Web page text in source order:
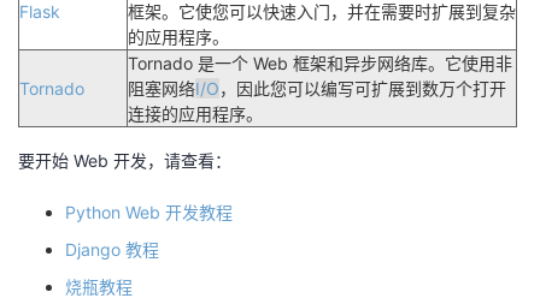
Flask
框架。它使您可以快速入门，并在需要时扩展到复杂
的应用程序。
Tornado
Tornado 是一个 Web 框架和异步网络库。它使用非
阻塞网络I/O，因此您可以编写可扩展到数万个打开
连接的应用程序。
要开始 Web 开发，请查看：
Python Web 开发教程
Django 教程
烧瓶教程